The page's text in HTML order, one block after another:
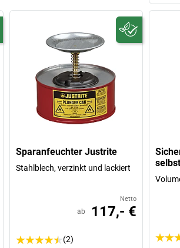
Sparanfeuchter Justrite
Stahlblech, verzinkt und lackiert
Netto
ab 117,- €
(2)